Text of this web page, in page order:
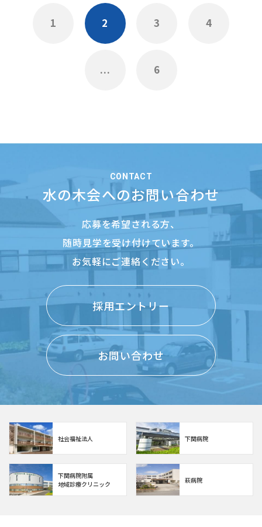
1 2 3 4
... 6
CONTACT
水の木会へのお問い合わせ
応募を希望される方、
随時見学を受け付けています。
お気軽にご連絡ください。
採用エントリー
お問い合わせ
社会福祉法人 下関病院
下関病院附属
地域診療クリニック
萩病院